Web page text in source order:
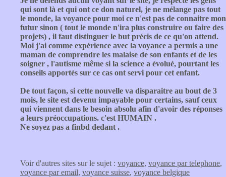
qui sont là et qui ont ce don naturel, je ne mélange pas tout
le monde, la voyance pour moi ce n'est pas de connaitre mon
futur sinon ( tout le monde n'ira plus construire ou faire des
projets) , il faut distinguer le but précis de ce qu'on attend.
Moi j'ai comme expérience avec la voyance a permis a une
maman de comprendre les malaise de son enfants et de les
soigner , l'autisme même si la science a évolué, pourtant les
conseils apportés sur ce cas ont servi pour cet enfant.
De tout façon, si cette nouvelle va disparaitre au bout de 3
mois, le site est devenu impayable pour certains, sauf ceux
qui viennent dans le besoin absolu afin d'avoir des réponses
a leurs préoccupations. c'est HUMAIN .
Ne soyez pas a finbd dedant .
Voir d'autres sites sur le sujet : voyance, voyance par telephone,
voyance par email, voyance suisse, voyance belgique